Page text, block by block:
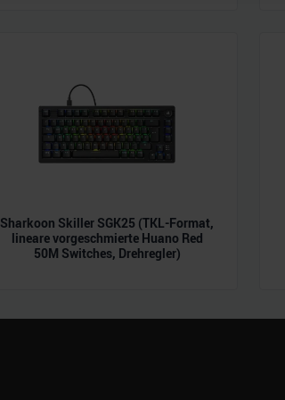
Sharkoon Skiller SGK25 (TKL-Format,
lineare vorgeschmierte Huano Red
50M Switches, Drehregler)